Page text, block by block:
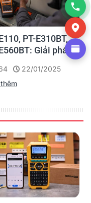
PT-E310BT,
Giải pháp
cầm tay công
của Brother
22/01/2025